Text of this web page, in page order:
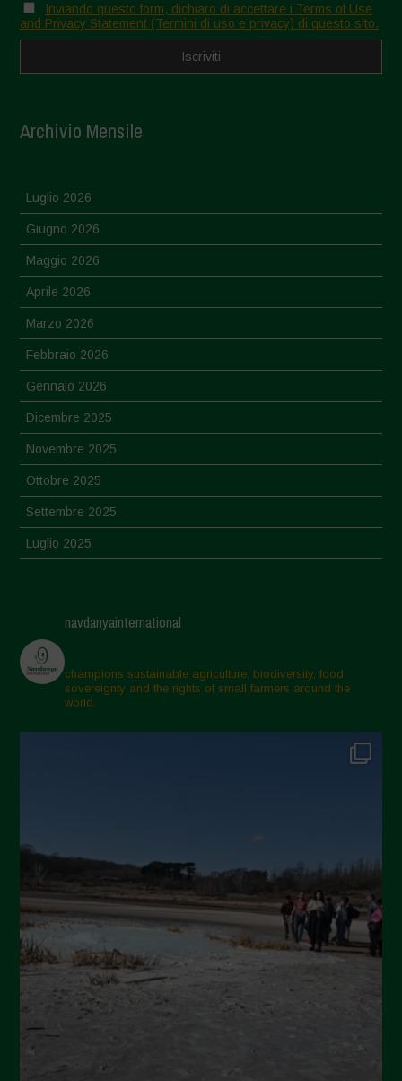
Inviando questo form, dichiaro di accettare i Terms of Use
and Privacy Statement (Termini di uso e privacy) di questo sito.
Archivio Mensile
Luglio 2026
Giugno 2026
Maggio 2026
Aprile 2026
Marzo 2026
Febbraio 2026
Gennaio 2026
Dicembre 2025
Novembre 2025
Ottobre 2025
Settembre 2025
Luglio 2025
Aprile 2025
Marzo 2025
Febbraio 2025
Gennaio 2025
Settembre 2024
Luglio 2024
Maggio 2024
Aprile 2024
Marzo 2024
Febbraio 2024
navdanyainternational
champions sustainable agriculture, biodiversity, food
sovereignty and the rights of small farmers around the
world.